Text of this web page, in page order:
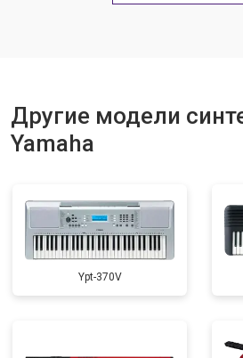
Ремонт корпусных элементов
Замена экрана
Замена стоковых потенциометров
Другие модели
Yamaha
Ypt-370V